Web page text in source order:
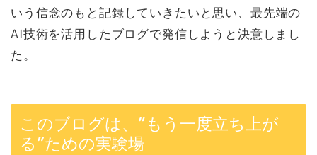
いう信念のもと記録していきたいと思い、最先端の
AI技術を活用したブログで発信しようと決意しまし
た。
このブログは、“もう一度立ち上が
る”ための実験場